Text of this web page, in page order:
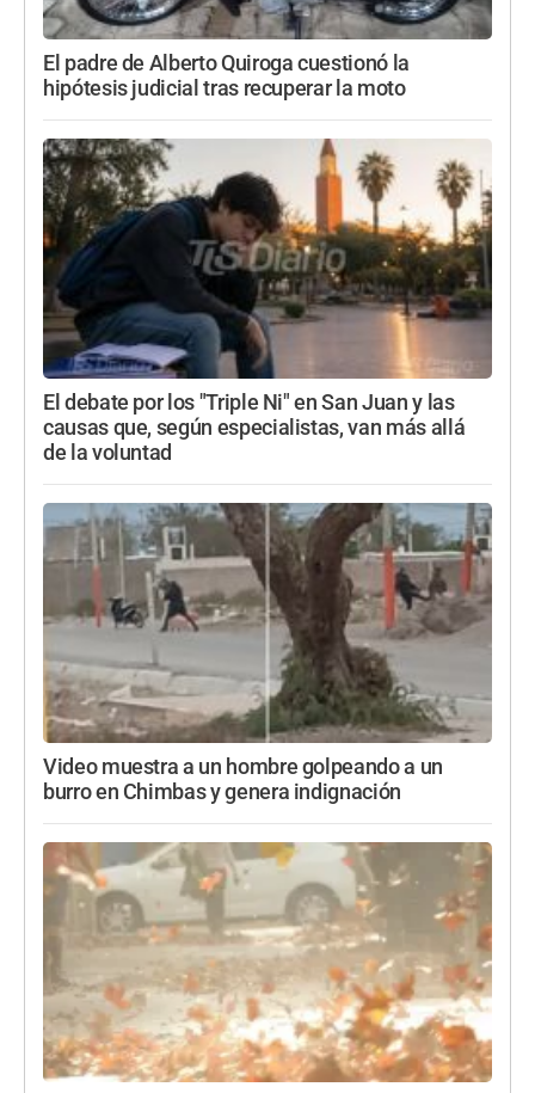
El padre de Alberto Quiroga cuestionó la
hipótesis judicial tras recuperar la moto
El debate por los "Triple Ni" en San Juan y las
causas que, según especialistas, van más allá
de la voluntad
Video muestra a un hombre golpeando a un
burro en Chimbas y genera indignación